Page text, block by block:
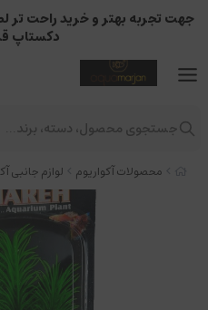
محصولات آکواریوم لوازم جانبی
جهت تجربه بهتر و خرید راحت تر
دکستاپ
جستجوی محصول، دسته، برند...